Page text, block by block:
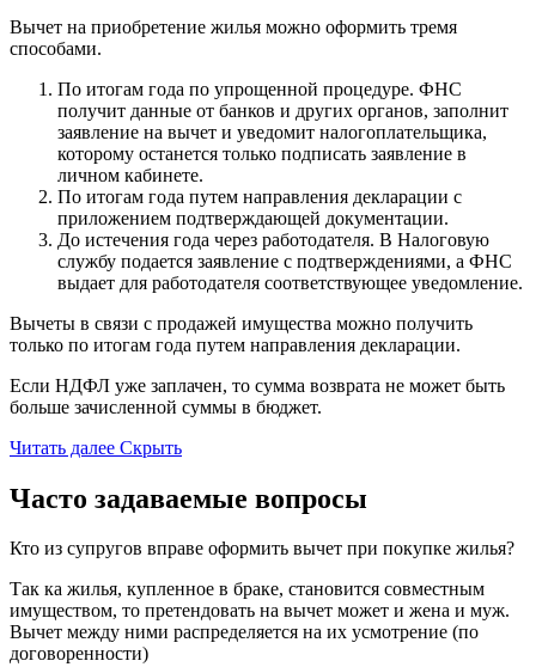
Вычет на приобретение жилья можно оформить тремя
способами.
По итогам года по упрощенной процедуре. ФНС
получит данные от банков и других органов, заполнит
заявление на вычет и уведомит налогоплательщика,
которому останется только подписать заявление в
личном кабинете.
По итогам года путем направления декларации с
приложением подтверждающей документации.
До истечения года через работодателя. В Налоговую
службу подается заявление с подтверждениями, а ФНС
выдает для работодателя соответствующее уведомление.
Вычеты в связи с продажей имущества можно получить
только по итогам года путем направления декларации.
Если НДФЛ уже заплачен, то сумма возврата не может быть
больше зачисленной суммы в бюджет.
Читать далее Скрыть
Часто задаваемые вопросы
Кто из супругов вправе оформить вычет при покупке жилья?
Так ка жилья, купленное в браке, становится совместным
имуществом, то претендовать на вычет может и жена и муж.
Вычет между ними распределяется на их усмотрение (по
договоренности)